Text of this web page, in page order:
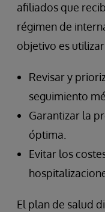
afiliados que
régimen de
objetivo es
Revisar y
seguimiento
Garantizar la
óptima.
Evitar los
El plan de salud